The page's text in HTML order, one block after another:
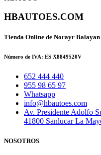
HBAUTOES.COM
Tienda Online de Norayr Balayan
Número de IVA: ES X8849520V
652 444 440
955 98 65 97
Whatsapp
info@hbautoes.com
Av. Presidente Adolfo
41800 Sanlucar La
NOSOTROS